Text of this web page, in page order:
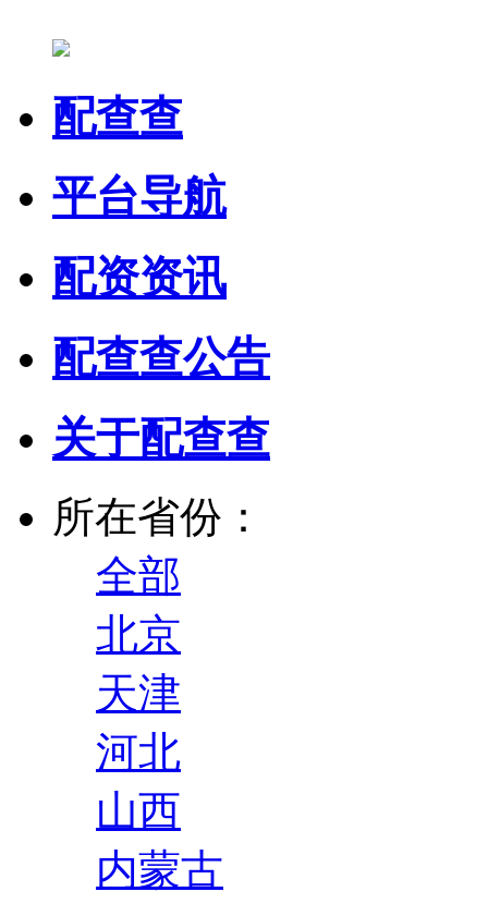
配查查
平台导航
配资资讯
配查查公告
关于配查查
所在省份：
全部
北京
天津
河北
山西
内蒙古